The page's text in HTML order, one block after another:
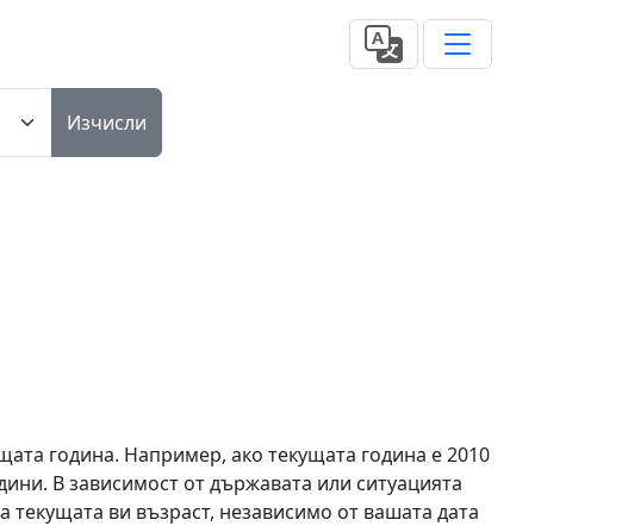
Изчисли
година. Например, ако текущата година е 2010
В зависимост от държавата или ситуацията
текущата ви възраст, независимо от вашата дата